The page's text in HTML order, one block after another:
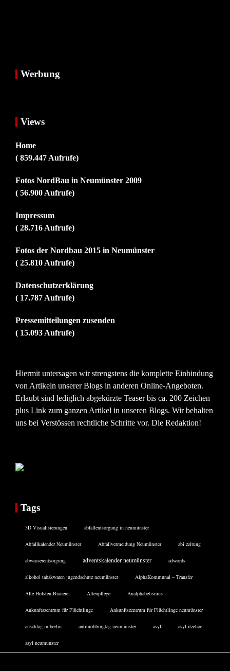
Werbung
Views
Home
( 859.447 Aufrufe)
Fotos NordBau in Neumünster 2009
( 56.900 Aufrufe)
Impressum
( 28.716 Aufrufe)
Fotos der Nordbau 2015 in Neumünster
( 25.810 Aufrufe)
Datenschutzerklärung
( 17.787 Aufrufe)
Pressemitteilungen zusenden
( 15.093 Aufrufe)
Hiermit untersagen wir strengstens die komplette Einbindung
von Artikeln unserer Blogs in anderen Online-Angeboten.
Erlaubt sind lediglich abgekürzte Teaser bis ca. 200 Zeichen
plus Link zum ganzen Artikel in unseren Blogs. Wir behalten
uns bei Verstössen rechtliche Schritte vor. Die Redaktion!
Tags
3D Visualisierungen abfallentsorgung in neumünster
Abfallkalender Neumünster Abfallvermeidung Neumünster abi zeitung
abwasserentsorgung adventskalender neumünster adwords
alkohol tabakwaren jugendschutz neumünster AlphaKommunal – Transfer
Alte Holsten-Brauerei Altenpflege Analphabetismus
Ankunftszentrum für Flüchtlinge Ankunftszentrum für Flüchtlinge neumünster
anschlag in berlin antimobbingtag neumünster asyl asyl itzehoe
asyl neumünster